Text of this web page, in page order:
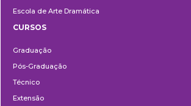
Escola de Arte Dramática
CURSOS
Graduação
Pós-Graduação
Técnico
Extensão